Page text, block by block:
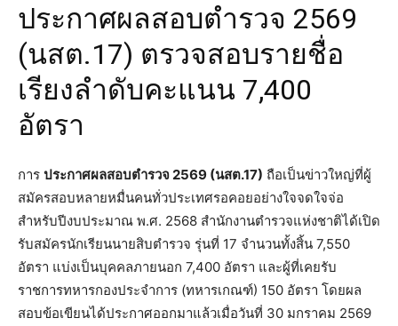
ประกาศผลสอบตํารวจ 2569
(นสต.17) ตรวจสอบรายชื่อ
เรียงลำดับคะแนน 7,400
อัตรา
การ ประกาศผลสอบตํารวจ 2569 (นสต.17) ถือเป็นข่าวใหญ่ที่ผู้
สมัครสอบหลายหมื่นคนทั่วประเทศรอคอยอย่างใจจดใจจ่อ
สำหรับปีงบประมาณ พ.ศ. 2568 สำนักงานตำรวจแห่งชาติได้เปิด
รับสมัครนักเรียนนายสิบตำรวจ รุ่นที่ 17 จำนวนทั้งสิ้น 7,550
อัตรา แบ่งเป็นบุคคลภายนอก 7,400 อัตรา และผู้ที่เคยรับ
ราชการทหารกองประจำการ (ทหารเกณฑ์) 150 อัตรา โดยผล
สอบข้อเขียนได้ประกาศออกมาแล้วเมื่อวันที่ 30 มกราคม 2569